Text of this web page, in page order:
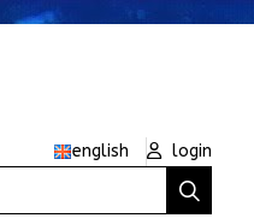
english
login